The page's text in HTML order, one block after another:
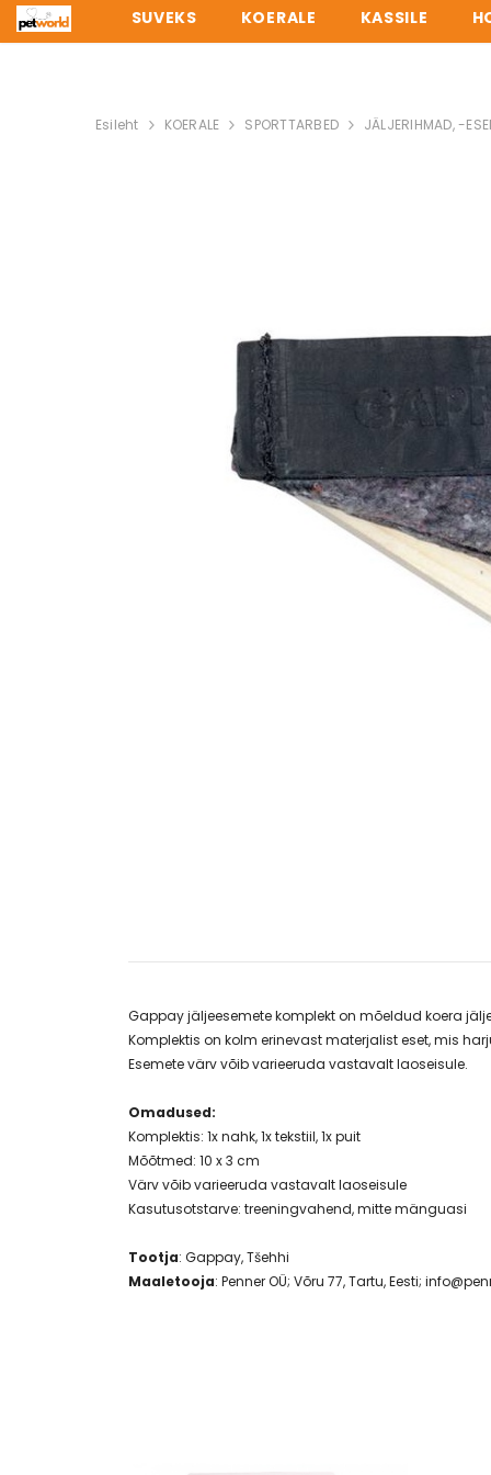
TELLI
SUVEKS KOERALE KASSILE
Esileht KOERALE SPORTTARBED JÄLJERIHMAD, -
Gappay jäljeesemete komplekt on mõeldud koera
Komplektis on kolm erinevast materjalist eset, mis
Esemete värv võib varieeruda vastavalt laoseisule.
Omadused:
Komplektis: 1x nahk, 1x tekstiil, 1x puit
Mõõtmed: 10 x 3 cm
Värv võib varieeruda vastavalt laoseisule
Kasutusotstarve: treeningvahend, mitte mänguasi
Tootja: Gappay, Tšehhi
Maaletooja: Penner OÜ; Võru 77, Tartu, Eesti;